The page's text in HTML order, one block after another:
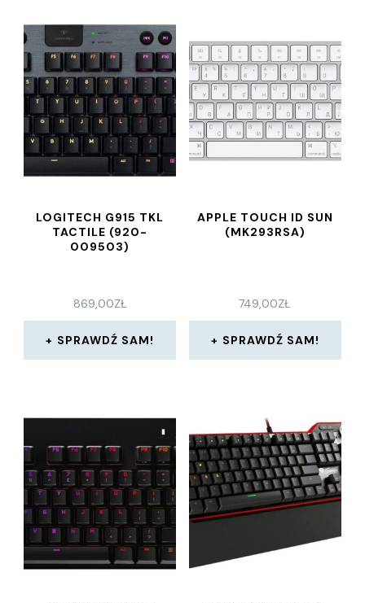
LOGITECH G915 TKL
TACTILE (920-
009503)
869,00ZŁ
SPRAWDŹ SAM!
APPLE TOUCH ID SUN
(MK293RSA)
749,00ZŁ
SPRAWDŹ SAM!